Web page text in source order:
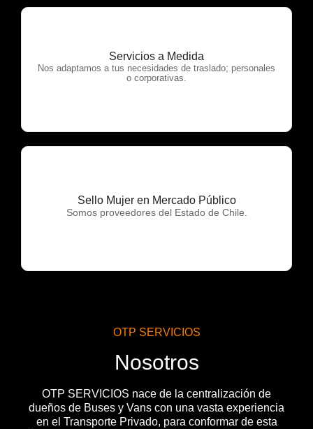
Servicios a Medida
Nos adaptamos a tus necesidades de traslado; personales
o corporativas.
OTP Servicios
Sello Mujer en Mercado Público
Somos proveedores del Estado de Chile.
OTP Servicios
OTP SERVICIOS
Nosotros
OTP SERVICIOS nace de la centralización de
dueños de Buses y Vans con una vasta experiencia
en el Transporte Privado, para conformar de esta